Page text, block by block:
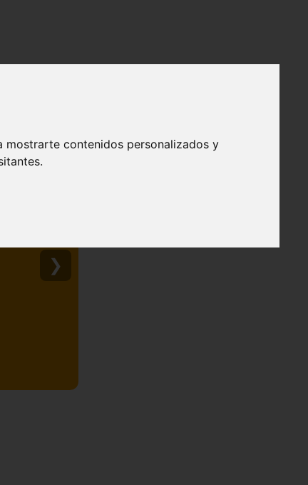
mostrarte contenidos personalizados y
❯